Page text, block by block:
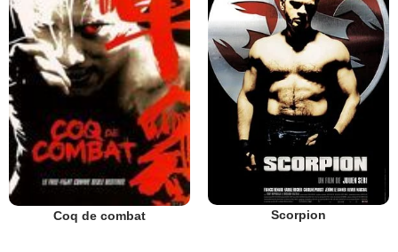
Coq de combat Scorpion